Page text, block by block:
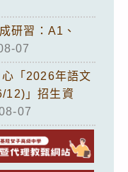
研習：A1、
07
「2026年語文
12)」招生資
07